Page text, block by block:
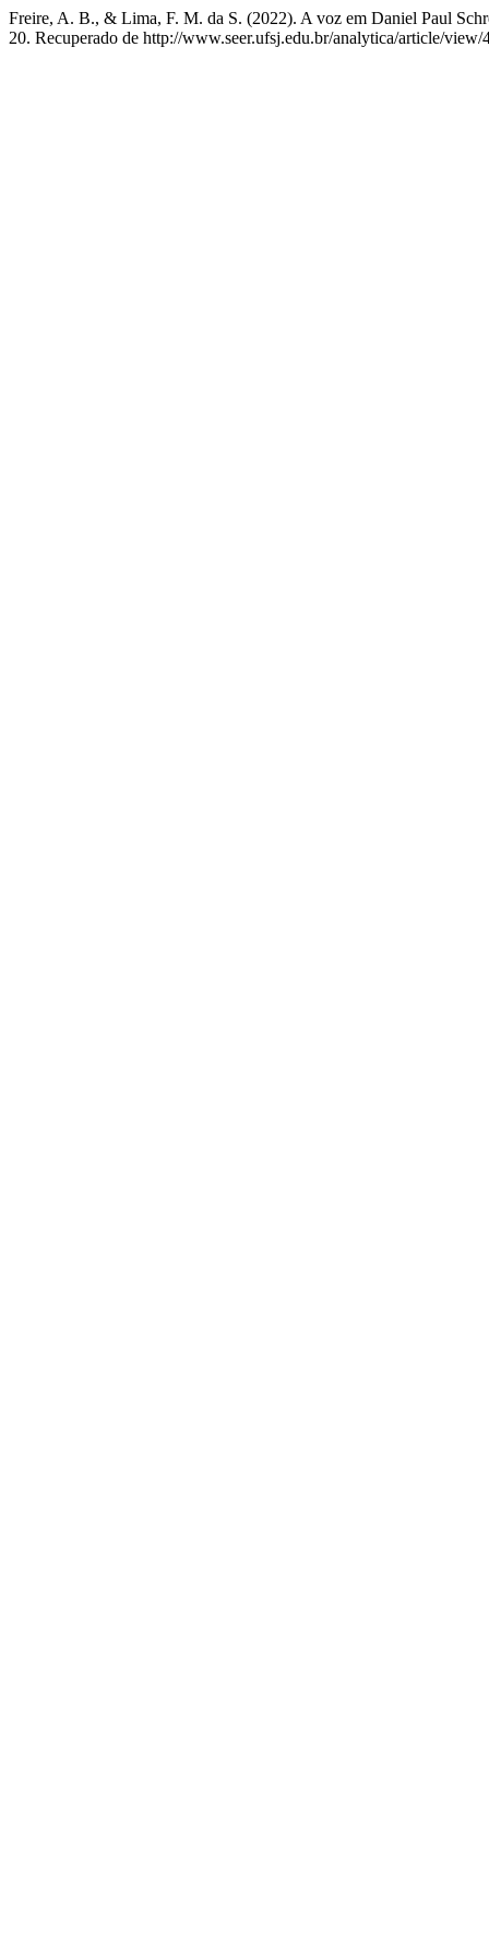
Freire, A. B., & Lima, F. M. da S. (2022). A voz em Daniel Paul
20. Recuperado de http://www.seer.ufsj.edu.br/analytica/article/view/